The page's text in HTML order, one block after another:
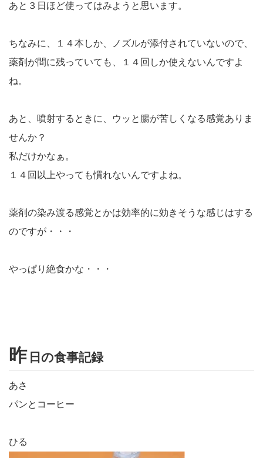
あと３日ほど使ってはみようと思います。
ちなみに、１４本しか、ノズルが添付されていないので、
薬剤が間に残っていても、１４回しか使えないんですよ
ね。
あと、噴射するときに、ウッと腸が苦しくなる感覚ありま
せんか？
私だけかなぁ。
１４回以上やっても慣れないんですよね。
薬剤の染み渡る感覚とかは効率的に効きそうな感じはする
のですが・・・
やっぱり絶食かな・・・
昨 日の食事記録
あさ
パンとコーヒー
ひる